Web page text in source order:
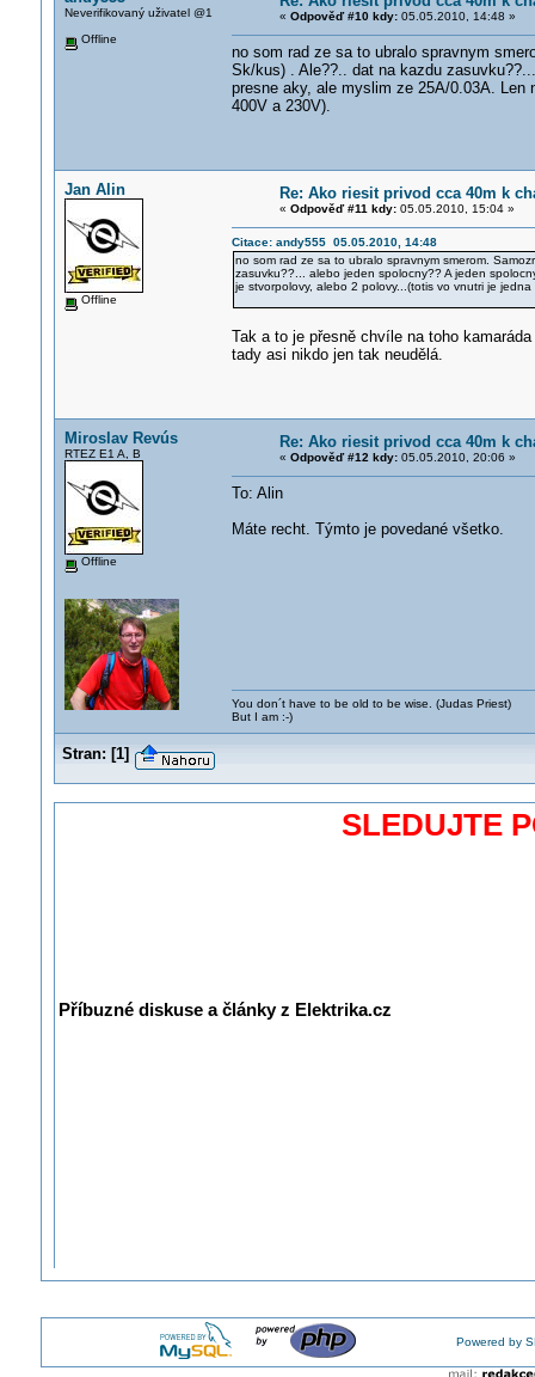
Neverifikovaný uživatel @1
Offline
« Odpověď #10 kdy:05.05.2010, 14:48 »
no som rad ze sa to ubralo spravnym
Sk/kus) . Ale??.. dat na kazdu
presne aky, ale myslim ze 25A/0.03A.
400V a 230V).
Jan Alin
Offline
Re: Ako riesit privod cca 40m k
« Odpověď #11 kdy:05.05.2010, 15:04 »
Citace: andy555 05.05.2010, 14:48
no som rad ze sa to ubralo spravnym smerom.
zasuvku??... alebo jeden spolocny?? A jeden
je stvorpolovy, alebo 2 polovy...(totis vo vnutri je
Tak a to je přesně chvíle na toho
tady asi nikdo jen tak neudělá.
Miroslav Revús
RTEZ E1 A, B
Offline
Re: Ako riesit privod cca 40m k
« Odpověď #12 kdy:05.05.2010, 20:06 »
To: Alin
Máte recht. Týmto je povedané všetko.
You don´t have to be old to be wise. (Judas Priest)
But I am :-)
Stran: [1]
SLEDUJTE
Příbuzné diskuse a články z Elektrika.cz
Powered by